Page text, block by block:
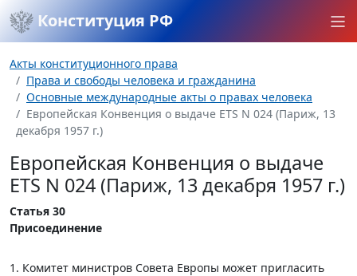
Конституция РФ
Акты конституционного права
Права и свободы человека и гражданина
Основные международные акты о правах человека
Европейская Конвенция о выдаче ETS N 024 (Париж, 13
декабря 1957 г.)
Европейская Конвенция о выдаче
ETS N 024 (Париж, 13 декабря 1957 г.)
Статья 30
Присоединение
1. Комитет министров Совета Европы может пригласить